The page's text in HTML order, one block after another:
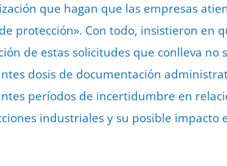
que hagan que las empresas
protección». Con todo, insistieron en
de estas solicitudes que conlleva
dosis de documentación
períodos de incertidumbre en
industriales y su posible impacto